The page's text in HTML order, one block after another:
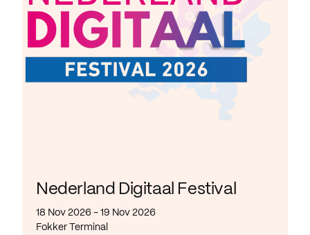
Nederland Digitaal Festival
18 Nov 2026 - 19 Nov 2026
Fokker Terminal